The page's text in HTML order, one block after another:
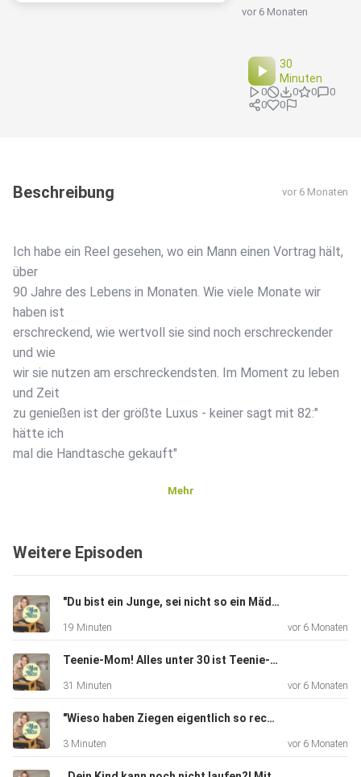
vor 6 Monaten
30
Minuten
0 0 0
0
0
0
Beschreibung vor 6 Monaten
Ich habe ein Reel gesehen, wo ein Mann einen Vortrag hält,
über
90 Jahre des Lebens in Monaten. Wie viele Monate wir
haben ist
erschreckend, wie wertvoll sie sind noch erschreckender
und wie
wir sie nutzen am erschreckendsten. Im Moment zu leben
und Zeit
zu genießen ist der größte Luxus - keiner sagt mit 82:"
hätte ich
mal die Handtasche gekauft"
Mehr
Weitere Episoden
"Du bist ein Junge, sei nicht so ein Mädchen"
19 Minuten vor 6 Monaten
Teenie-Mom! Alles unter 30 ist Teenie-Mom?
31 Minuten vor 6 Monaten
"Wieso haben Ziegen eigentlich so rechteckige Pupillen?"
3 Minuten vor 6 Monaten